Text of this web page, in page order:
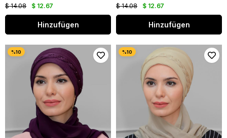
$ 12.67
$ 14.08
Hinzufügen
$ 12.67
$ 14.08
Hinzufügen